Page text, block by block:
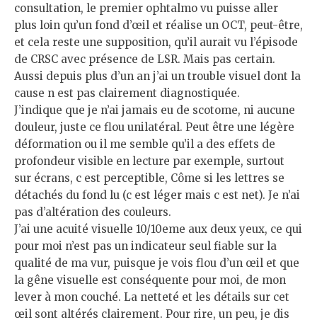
consultation, le premier ophtalmo vu puisse aller
plus loin qu’un fond d’œil et réalise un OCT, peut-être,
et cela reste une supposition, qu’il aurait vu l’épisode
de CRSC avec présence de LSR. Mais pas certain.
Aussi depuis plus d’un an j’ai un trouble visuel dont la
cause n est pas clairement diagnostiquée.
J’indique que je n’ai jamais eu de scotome, ni aucune
douleur, juste ce flou unilatéral. Peut être une légère
déformation ou il me semble qu’il a des effets de
profondeur visible en lecture par exemple, surtout
sur écrans, c est perceptible, Côme si les lettres se
détachés du fond lu (c est léger mais c est net). Je n’ai
pas d’altération des couleurs.
J’ai une acuité visuelle 10/10eme aux deux yeux, ce qui
pour moi n’est pas un indicateur seul fiable sur la
qualité de ma vur, puisque je vois flou d’un œil et que
la gêne visuelle est conséquente pour moi, de mon
lever à mon couché. La netteté et les détails sur cet
œil sont altérés clairement. Pour rire, un peu, je dis